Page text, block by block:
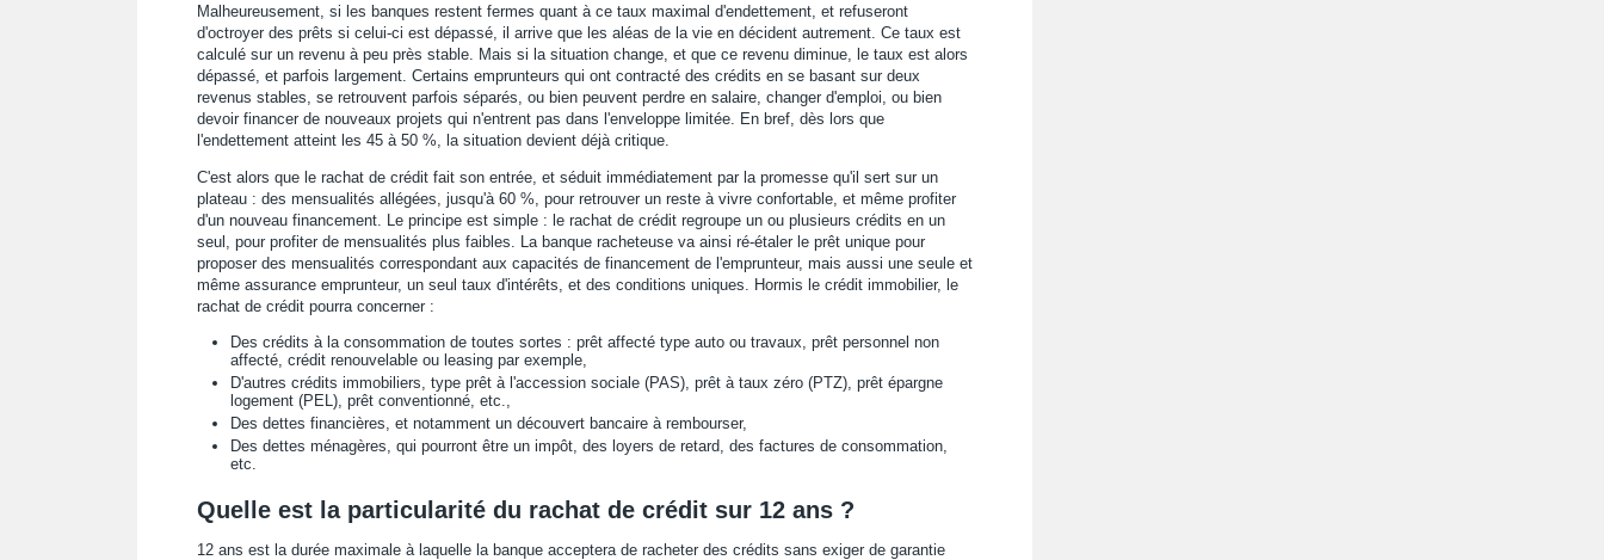
Malheureusement, si les banques restent fermes quant à ce taux maximal d'endettement, et refuseront
d'octroyer des prêts si celui-ci est dépassé, il arrive que les aléas de la vie en décident autrement. Ce taux est
calculé sur un revenu à peu près stable. Mais si la situation change, et que ce revenu diminue, le taux est alors
dépassé, et parfois largement. Certains emprunteurs qui ont contracté des crédits en se basant sur deux
revenus stables, se retrouvent parfois séparés, ou bien peuvent perdre en salaire, changer d'emploi, ou bien
devoir financer de nouveaux projets qui n'entrent pas dans l'enveloppe limitée. En bref, dès lors que
l'endettement atteint les 45 à 50 %, la situation devient déjà critique.
C'est alors que le rachat de crédit fait son entrée, et séduit immédiatement par la promesse qu'il sert sur un
plateau : des mensualités allégées, jusqu'à 60 %, pour retrouver un reste à vivre confortable, et même profiter
d'un nouveau financement. Le principe est simple : le rachat de crédit regroupe un ou plusieurs crédits en un
seul, pour profiter de mensualités plus faibles. La banque racheteuse va ainsi ré-étaler le prêt unique pour
proposer des mensualités correspondant aux capacités de financement de l'emprunteur, mais aussi une seule et
même assurance emprunteur, un seul taux d'intérêts, et des conditions uniques. Hormis le crédit immobilier, le
rachat de crédit pourra concerner :
Des crédits à la consommation de toutes sortes : prêt affecté type auto ou travaux, prêt personnel non
affecté, crédit renouvelable ou leasing par exemple,
D'autres crédits immobiliers, type prêt à l'accession sociale (PAS), prêt à taux zéro (PTZ), prêt épargne
logement (PEL), prêt conventionné, etc.,
Des dettes financières, et notamment un découvert bancaire à rembourser,
Des dettes ménagères, qui pourront être un impôt, des loyers de retard, des factures de consommation,
etc.
Quelle est la particularité du rachat de crédit sur 12 ans ?
12 ans est la durée maximale à laquelle la banque acceptera de racheter des crédits sans exiger de garantie